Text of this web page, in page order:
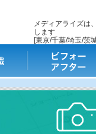
メディアライズは
します
[東京/千葉/埼玉/茨
ビフォー・アフター